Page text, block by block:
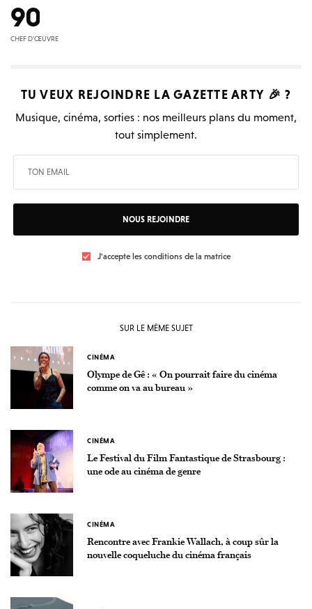
90
CHEF D'ŒUVRE
TU VEUX REJOINDRE LAGAZETTE ARTY 🎉 ?
Musique, cinéma, sorties : nos meilleurs plans du moment,
tout simplement.
NOUS REJOINDRE
J'accepte les conditions de la matrice
SUR LE MÊME SUJET
CINÉMA
Olympe de Gê : « On pourrait faire du cinéma
comme on va au bureau »
CINÉMA
Le Festival du Film Fantastique de Strasbourg :
une ode au cinéma de genre
CINÉMA
Rencontre avec Frankie Wallach, à coup sûr la
nouvelle coqueluche du cinéma français